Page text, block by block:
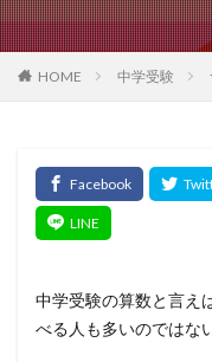
HOME 中学受験
中学受験の算数と言え
べる人も多いのではな